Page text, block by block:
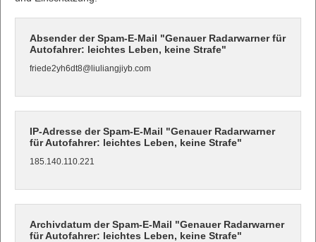
Absender der Spam-E-Mail "Genauer Radarwarner für
Autofahrer: leichtes Leben, keine Strafe"
friede2yh6dt8@liuliangjiyb.com
IP-Adresse der Spam-E-Mail "Genauer Radarwarner
für Autofahrer: leichtes Leben, keine Strafe"
185.140.110.221
Archivdatum der Spam-E-Mail "Genauer Radarwarner
für Autofahrer: leichtes Leben, keine Strafe"